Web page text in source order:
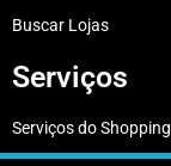
Buscar Lojas
Serviços
Serviços do Shopping